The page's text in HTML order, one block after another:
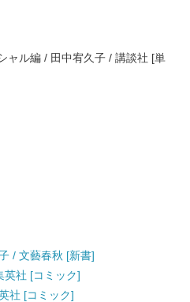
ャル編 / 田中宥久子 / 講談社 [単
/ 文藝春秋 [新書]
英社 [コミック]
社 [コミック]